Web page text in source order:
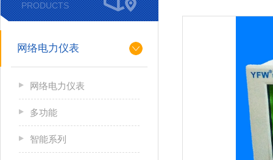
PRODUCTS
网络电力仪表
网络电力仪表
多功能
智能系列